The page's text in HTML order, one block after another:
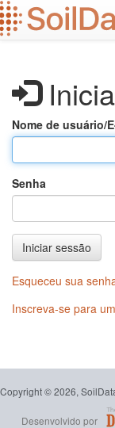
Ir
para
o
Nome de usuário/
Senha
Iniciar sessão
Esqueceu sua
Inscreva-se para
Copyright © 2026,
Desenvolvido por